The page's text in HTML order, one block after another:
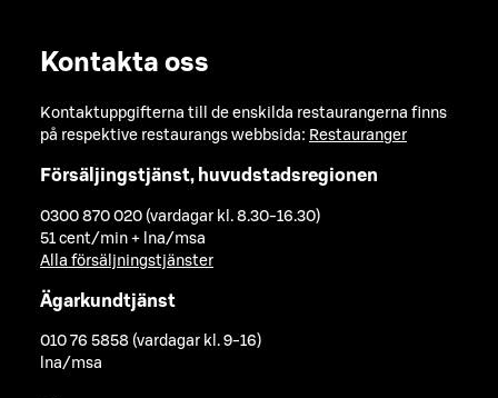
Kontakta oss
Kontaktuppgifterna till de enskilda restaurangerna finns
på respektive restaurangs webbsida: Restauranger
Försäljingstjänst, huvudstadsregionen
0300 870 020 (vardagar kl. 8.30-16.30)
51 cent/min + lna/msa
Alla försäljningstjänster
Ägarkundtjänst
010 76 5858 (vardagar kl. 9-16)
lna/msa